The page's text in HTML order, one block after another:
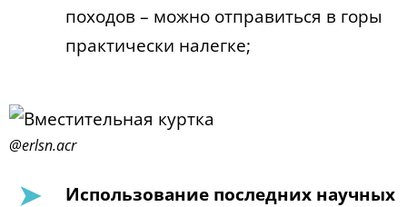
походов – можно отправиться в горы
практически налегке;
@erlsn.acr
Использование последних научных